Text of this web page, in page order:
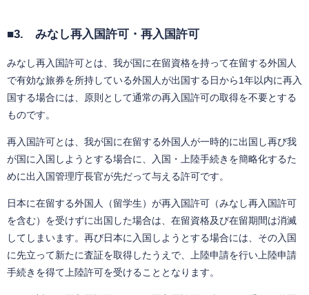
■3. みなし再入国許可・再入国許可
みなし再入国許可とは、我が国に在留資格を持って在留する外国人
で有効な旅券を所持している外国人が出国する日から1年以内に再入
国する場合には、原則として通常の再入国許可の取得を不要とする
ものです。
再入国許可とは、我が国に在留する外国人が一時的に出国し再び我
が国に入国しようとする場合に、入国・上陸手続きを簡略化するた
めに出入国管理庁長官が先だって与える許可です。
日本に在留する外国人（留学生）が再入国許可（みなし再入国許可
を含む）を受けずに出国した場合は、在留資格及び在留期間は消滅
してしまいます。再び日本に入国しようとする場合には、その入国
に先立って新たに査証を取得したうえで、上陸申請を行い上陸申請
手続きを得て上陸許可を受けることとなります。